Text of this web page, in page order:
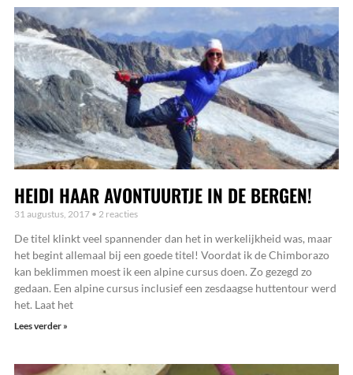
HEIDI HAAR AVONTUURTJE IN DE BERGEN!
31 augustus, 2017 2 reacties
De titel klinkt veel spannender dan het in werkelijkheid was, maar
het begint allemaal bij een goede titel! Voordat ik de Chimborazo
kan beklimmen moest ik een alpine cursus doen. Zo gezegd zo
gedaan. Een alpine cursus inclusief een zesdaagse huttentour werd
het. Laat het
Lees verder »